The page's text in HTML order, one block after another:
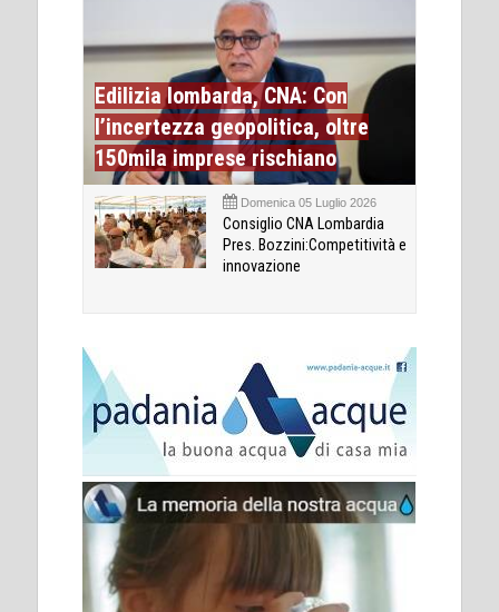
Edilizia lombarda, CNA: Con
l’incertezza geopolitica, oltre
150mila imprese rischiano
Domenica 05 Luglio 2026
Consiglio CNA Lombardia
Pres. Bozzini:Competitività e
innovazione